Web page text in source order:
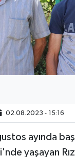
02.08.2023 - 15:16
ayında
yaşayan